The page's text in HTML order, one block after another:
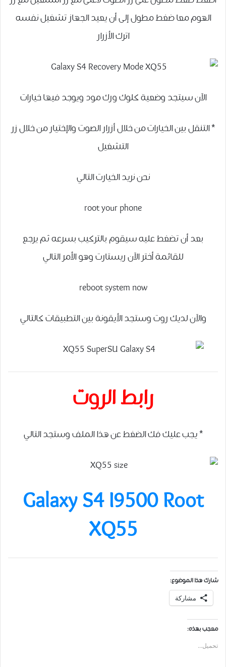
الهوم معا ضغط مطول إلى أن يعيد الجهاز تشغيل نفسه
اترك الأزرار
الآن سيتجد وضعية كلوك ورك مود ويوجد فيها خيارات
* التنقل بين الخيارات من خلال أزرار الصوت والإختيار من خلال زر
التشغيل
نحن نريد الخيارت التالي
root your phone
بعد أن تضغط عليه سيقوم بالتركيب بسرعه ثم يرجع
للقائمة أختر الآن ريستارت وهو الأمر التالي
reboot system now
والآن لديك روت وستجد الأيقونة بين التطبيقات كالتالي
رابط الروت
* يجب عليك فك الضغط عن هذا الملف وستجد التالي
Galaxy S4 I9500 Root
XQ55
شارك هذا الموضوع:
مشاركة
معجب بهذه:
تحميل...